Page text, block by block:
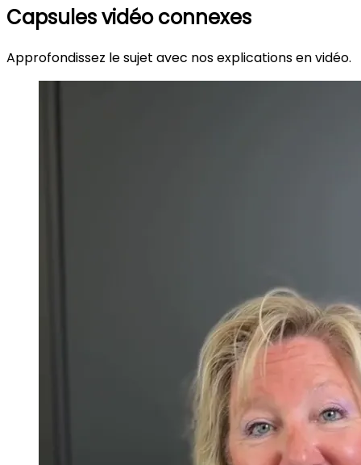
Capsules vidéo connexes
Approfondissez le sujet avec nos explications en vidéo.